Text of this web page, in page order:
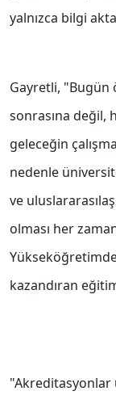
yalnızca bilgi
Gayretli, "Bugün
sonrasına değil,
geleceğin
nedenle
ve
olması her
kazandıran